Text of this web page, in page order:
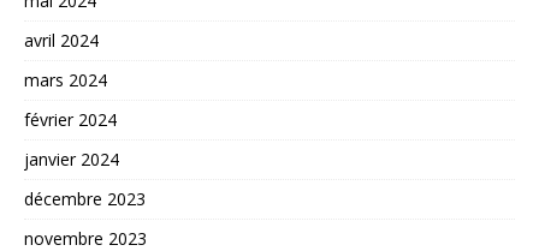
avril 2024
mars 2024
février 2024
janvier 2024
décembre 2023
novembre 2023